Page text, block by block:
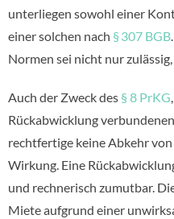
unterliegen sowohl einer
einer solchen nach § 307 BGB
Normen sei nicht nur
Auch der Zweck des § 8 PrKG
Rückabwicklung
rechtfertige keine Abkehr
Wirkung. Eine
und rechnerisch zumutbar.
Miete aufgrund einer